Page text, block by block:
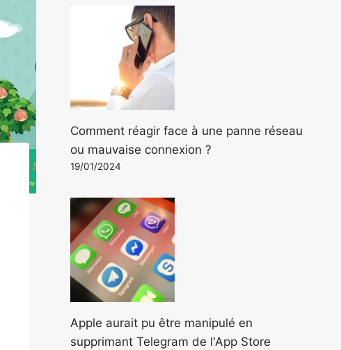
Comment réagir face à une panne réseau
ou mauvaise connexion ?
19/01/2024
Apple aurait pu être manipulé en
supprimant Telegram de l'App Store